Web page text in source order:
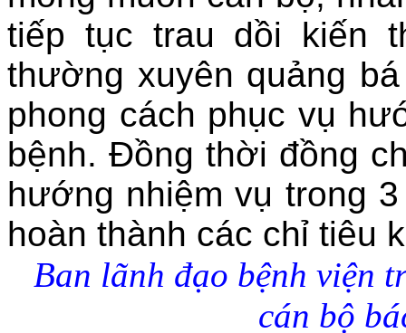
tiếp tục trau dồi kiến
thường xuyên quảng
phong cách phục vụ
bệnh. Đồng thời đồng
hướng nhiệm vụ trong
hoàn thành các chỉ tiêu
Ban lãnh đạo bệnh viện
cán bộ